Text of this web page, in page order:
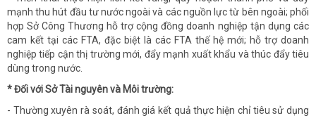
mạnh thu hút đầu tư nước ngoài và các nguồn lực từ bên ngoài; phối
hợp Sở Công Thương hỗ trợ cộng đồng doanh nghiệp tận dụng các
cam kết tại các FTA, đặc biệt là các FTA thế hệ mới; hỗ trợ doanh
nghiệp tiếp cận thị trường mới, đẩy mạnh xuất khẩu và thúc đẩy tiêu
dùng trong nước.
* Đối vớiSở Tài nguyên và Môi trường:
- Thường xuyên rà soát, đánh giá kết quả thực hiện chỉ tiêu sử dụng